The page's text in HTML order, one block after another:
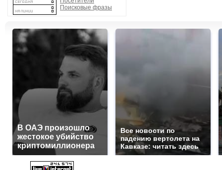
Поисковые фразы
В ОАЭ произошло
жестокое убийство
криптомиллионера
Все новости по
падению вертолета на
Кавказе: читать здесь